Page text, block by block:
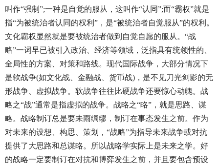
叫作“强制”;一种是自觉的服从，这叫作“认同”;而“霸权”就是
指“为被统治者认同的权利”，是“被统治者自觉服从”的权利。
文化霸权显然就是要被统治者做到自觉自愿的服从。“战
略”一词早已被引入政治、经济等领域，泛指具有统领性的、
全局性的方案、对策和路线。现代国际战争，大部分情况下
是软战争(如文化战、金融战、货币战)，是不见刀光剑影的无
形战争、虚拟战争。软战争往往比硬战争还要惊心动魄。战
略之“战”通常是指虚拟的战争。战略之“略”，就是思路、谋
略。战略制订总是要未雨绸缪，制订在事态发生之前。作为
对未来的设想、构思、策划，“战略”为指导未来战争或对抗
提供了大思路和总谋略。所以战略学实际上是未来之学。好
的战略一定要制订在对抗和博弈发生之前，并且要包含预设